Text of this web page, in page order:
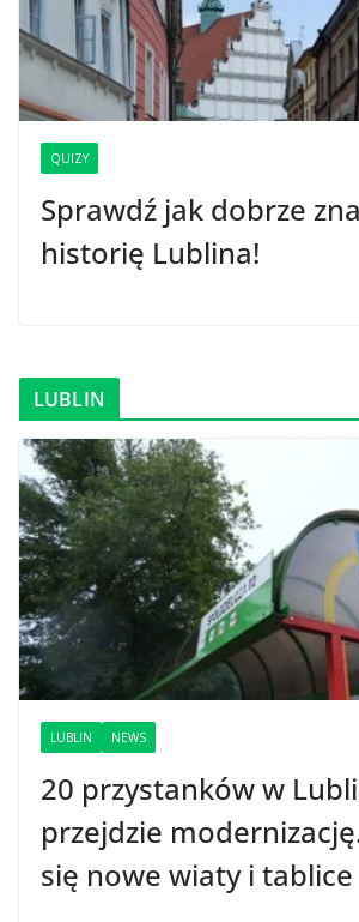
QUIZY
Sprawdź jak dobrze
historię Lublina!
LUBLIN
LUBLIN NEWS
20 przystanków w
przejdzie
się nowe wiaty i tablice